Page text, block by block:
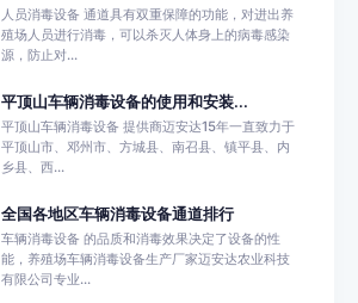
人员消毒设备 通道具有双重保障的功能，对进出养
殖场人员进行消毒，可以杀灭人体身上的病毒感染
源，防止对...
平顶山车辆消毒设备的使用和安装...
平顶山车辆消毒设备 提供商迈安达15年一直致力于
平顶山市、邓州市、方城县、南召县、镇平县、内
乡县、西...
全国各地区车辆消毒设备通道排行
车辆消毒设备 的品质和消毒效果决定了设备的性
能，养殖场车辆消毒设备生产厂家迈安达农业科技
有限公司专业...